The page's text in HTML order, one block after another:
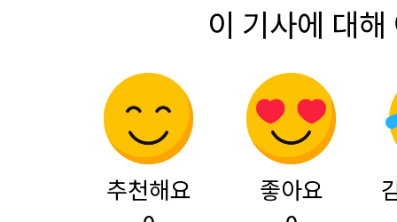
이 기사에 대
추천해요
좋아요